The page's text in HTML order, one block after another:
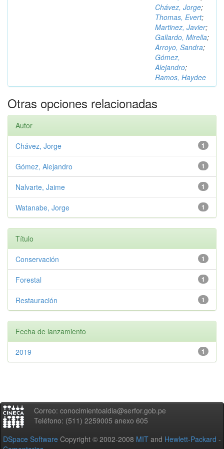
Chávez, Jorge;
Thomas, Evert;
Martinez, Javier;
Gallardo, Mirella;
Arroyo, Sandra;
Gómez,
Alejandro;
Ramos, Haydee
Otras opciones relacionadas
Autor
1
Chávez, Jorge
1
Gómez, Alejandro
1
Nalvarte, Jaime
1
Watanabe, Jorge
Título
1
Conservación
1
Forestal
1
Restauración
Fecha de lanzamiento
1
2019
Correo: conocimientoaldia@serfor.gob.pe
Teléfono: (511) 2259005 anexo 605
DSpace Software Copyright © 2002-2008 MIT and Hewlett-Packard -